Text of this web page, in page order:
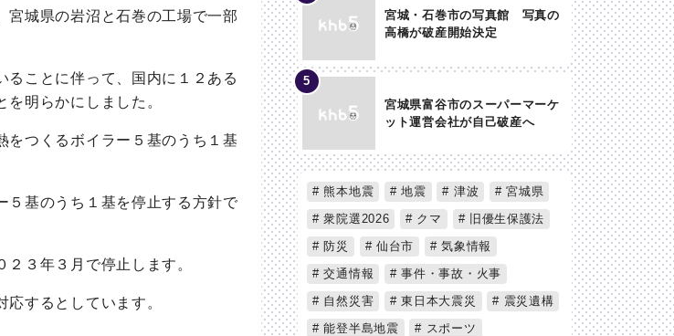
城県の岩沼と石巻の工場で一部
ことに伴って、国内に１２ある
明らかにしました。
つくるボイラー５基のうち１基
基のうち１基を停止する方針で
３年３月で停止します。
するとしています。
宮城・石巻市の写真館 写真の
高橋が破産開始決定
宮城県富谷市のスーパーマーケ
ット運営会社が自己破産へ
熊本地震 地震 津波
宮城県
衆院選2026
クマ
旧優生保護法
防災
仙台市
気象情報
交通情報
事件・事故・火事
自然災害
東日本大震災
震災遺構
能登半島地震
スポーツ